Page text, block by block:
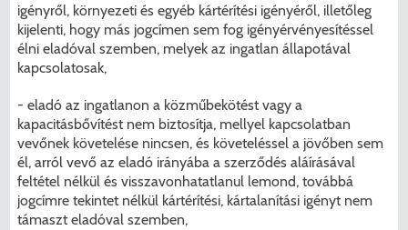
igényről, környezeti és egyéb kártérítési igényéről, illetőleg
kijelenti, hogy más jogcímen sem fog igényérvényesítéssel
élni eladóval szemben, melyek az ingatlan állapotával
kapcsolatosak,
- eladó az ingatlanon a közműbekötést vagy a
kapacitásbővítést nem biztosítja, mellyel kapcsolatban
vevőnek követelése nincsen, és követeléssel a jövőben sem
él, arról vevő az eladó irányába a szerződés aláírásával
feltétel nélkül és visszavonhatatlanul lemond, továbbá
jogcímre tekintet nélkül kártérítési, kártalanítási igényt nem
támaszt eladóval szemben,